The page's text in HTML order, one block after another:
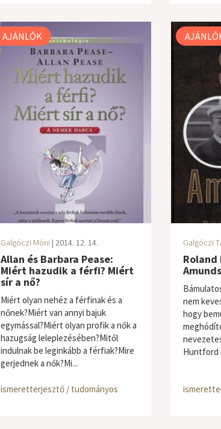
AJÁNLÓK
Galgóczi Móni | 2014. 12. 14.
Allan és Barbara Pease:
Miért hazudik a férfi? Miért
sír a nő?
Miért olyan nehéz a férfinak és a
nőnek?Miért van annyi bajuk
egymással?Miért olyan profik a nők a
hazugság leleplezésében?Mitől
indulnak be leginkább a férfiak?Mire
gerjednek a nők?Mi...
ismeretterjesztő / tudományos
Galgóczi
nem
hogy
Huntford